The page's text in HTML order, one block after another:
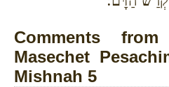
Comments
Masechet
Mishnah 5